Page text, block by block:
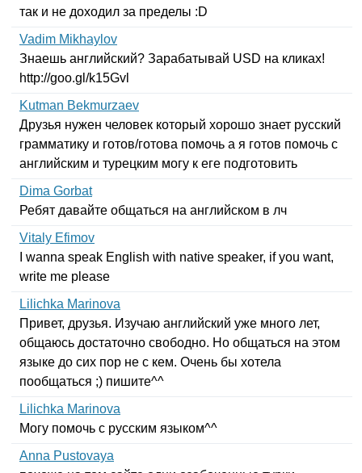
так и не доходил за пределы :D
Vadim Mikhaylov
Знаешь английский? Зарабатывай USD на кликах!
http://goo.gl /k15Gvl
Kutman Bekmurzaev
Друзья нужен человек который хорошо знает русский
грамматику и готов/готова помочь а я готов помочь с
английским и турецким могу к еге подготовить
Dima Gorbat
Ребят давайте общаться на английском в лч
Vitaly Efimov
wanna speak English with native speaker, if you want,
write me please
Lilichka Marinova
Привет, друзья. Изучаю английский уже много лет,
общаюсь достаточно свободно. Но общаться на этом
языке до сих пор не с кем. Очень бы хотела
пообщаться ;) пишите^^
Lilichka Marinova
Могу помочь с русским языком^^
Anna Pustovaya